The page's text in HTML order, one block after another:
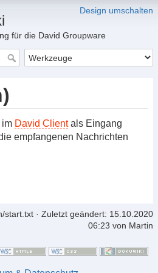
Design umschalten
für die David Groupware
im David Clientals Eingang
empfangenen Nachrichten
start.txt · Zuletzt geändert: 15.10.2020
06:23 von Martin